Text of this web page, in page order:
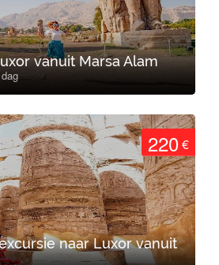
vanuit Marsa Alam
220€
naar Luxor vanuit